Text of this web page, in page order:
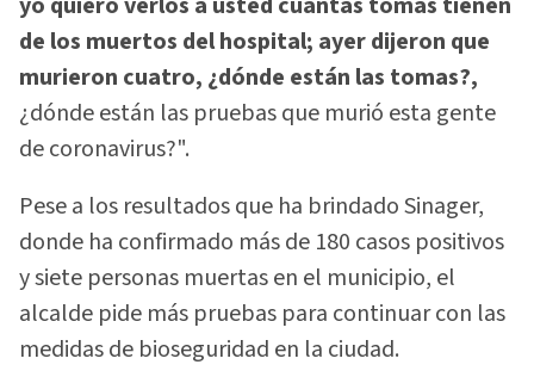
de los muertos del hospital; ayer dijeron que
murieron cuatro, ¿dónde están las tomas?,
¿dónde están las pruebas que murió esta gente
de coronavirus?".
Pese a los resultados que ha brindado Sinager,
donde ha confirmado más de 180 casos positivos
y siete personas muertas en el municipio, el
alcalde pide más pruebas para continuar con las
medidas de bioseguridad en la ciudad.